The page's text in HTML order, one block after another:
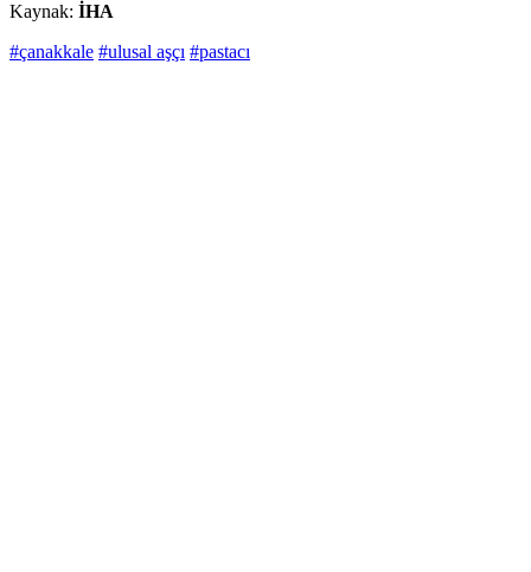
Kaynak: İHA
#çanakkale #ulusal aşçı #pastacı